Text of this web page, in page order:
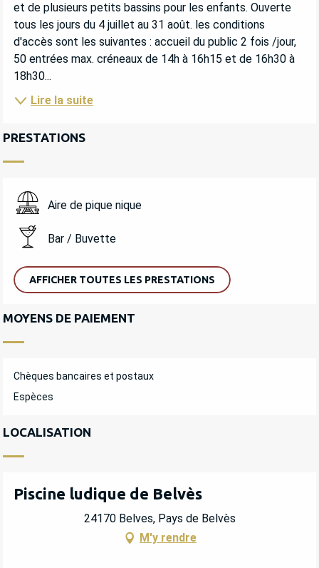
et de plusieurs petits bassins pour les enfants. Ouverte
tous les jours du 4 juillet au 31 août. les conditions
d'accès sont les suivantes : accueil du public 2 fois /jour,
50 entrées max. créneaux de 14h à 16h15 et de 16h30 à
18h30...
Lire la suite
PRESTATIONS
Aire de pique nique
Bar / Buvette
AFFICHER TOUTES LES PRESTATIONS
MOYENS DE PAIEMENT
Chèques bancaires et postaux
Espèces
LOCALISATION
Piscine ludique de Belvès
24170 Belves, Pays de Belvès
M'y rendre